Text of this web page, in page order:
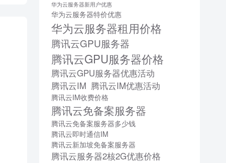
华为云服务器新用户优惠
华为云服务器特价优惠
华为云服务器租用价格
腾讯云GPU服务器
腾讯云GPU服务器价格
腾讯云GPU服务器优惠活动
腾讯云IM 腾讯云IM优惠活动
腾讯云IM收费价格
腾讯云免备案服务器
腾讯云免备案服务器多少钱
腾讯云即时通信IM
腾讯云新加坡免备案服务器
腾讯云服务器2核2G优惠价格